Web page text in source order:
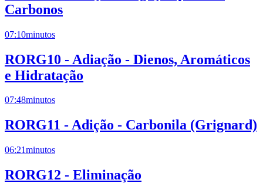
Carbonos
07:10minutos
RORG10 - Adiação - Dienos, Aromáticos
e Hidratação
07:48minutos
RORG11 - Adição - Carbonila (Grignard)
06:21minutos
RORG12 - Eliminação